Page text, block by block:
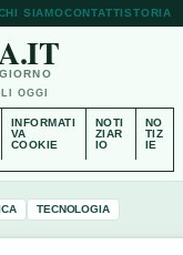
SIAMOCONTATTISTORIA
OGGI
INFORMATI
VA
COOKIE
NOTI
ZIAR
IO
NO
TIZ
IE
TECNOLOGIA